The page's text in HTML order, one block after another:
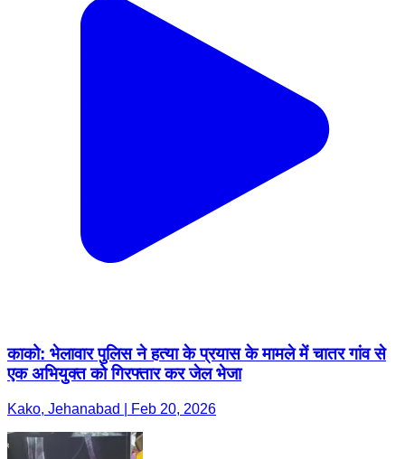
काको: भेलावार पुलिस ने हत्या के प्रयास के मामले में चातर गांव से
एक अभियुक्त को गिरफ्तार कर जेल भेजा
Kako, Jehanabad | Feb 20, 2026